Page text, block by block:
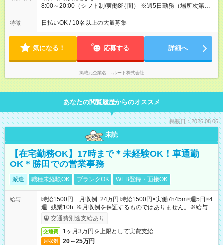
8:00～20:00（シフト制/実働8時間） ※週5日勤務（場所次第で
は週4も有り） ※配達状況によって時間外での勤務可能性有り ※
案件により多少の前後あり ※配達が完了次第、帰社OKです
特徴 日払いOK / 10名以上の大量募集
気になる！ 応募する 詳細へ
掲載元企業名 Jルート株式会社
あなたの閲覧履歴からのオススメ
掲載日：2026.08.06
未読
【在宅勤務OK】17時まで＊未経験OK！車通勤
OK＊勝田での営業事務
派遣 職種未経験OK ブランクOK WEB登録・面接OK
給与
時給1500円 月収例 24万円 時給1500円×実働7h45m×週5日×4
週+残業10h ※月収例を保証するものではありません。※給与即
受取りサービス利用可（利用条件有）
交通費別途支給あり
交通費 1ヶ月3万円を上限として実費支給
月収例 20～25万円